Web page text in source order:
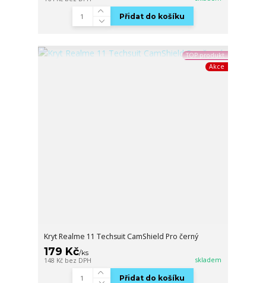
Přidat do košíku
TOP produkt
Akce
Kryt Realme 11 Techsuit CamShield Pro černý
179 Kč/ks
148 Kč bez DPH skladem
Přidat do košíku